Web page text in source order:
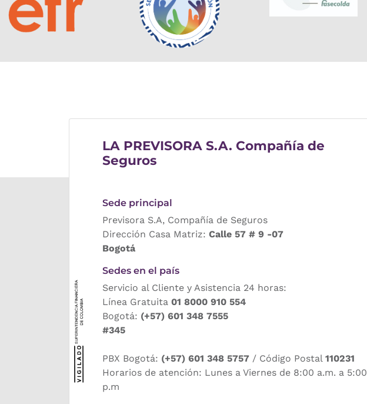
LA PREVISORA S.A. Compañía de
Seguros
Sede principal
Previsora S.A, Compañía de Seguros
Dirección Casa Matriz: Calle 57 # 9 -07
Bogotá
Sedes en el país
Servicio al Cliente y Asistencia 24 horas:
Línea Gratuita 01 8000 910 554
Bogotá: (+57) 601 348 7555
#345
PBX Bogotá: (+57) 601 348 5757 / Código Postal 110231
Horarios de atención: Lunes a Viernes de 8:00 a.m. a 5:00
p.m